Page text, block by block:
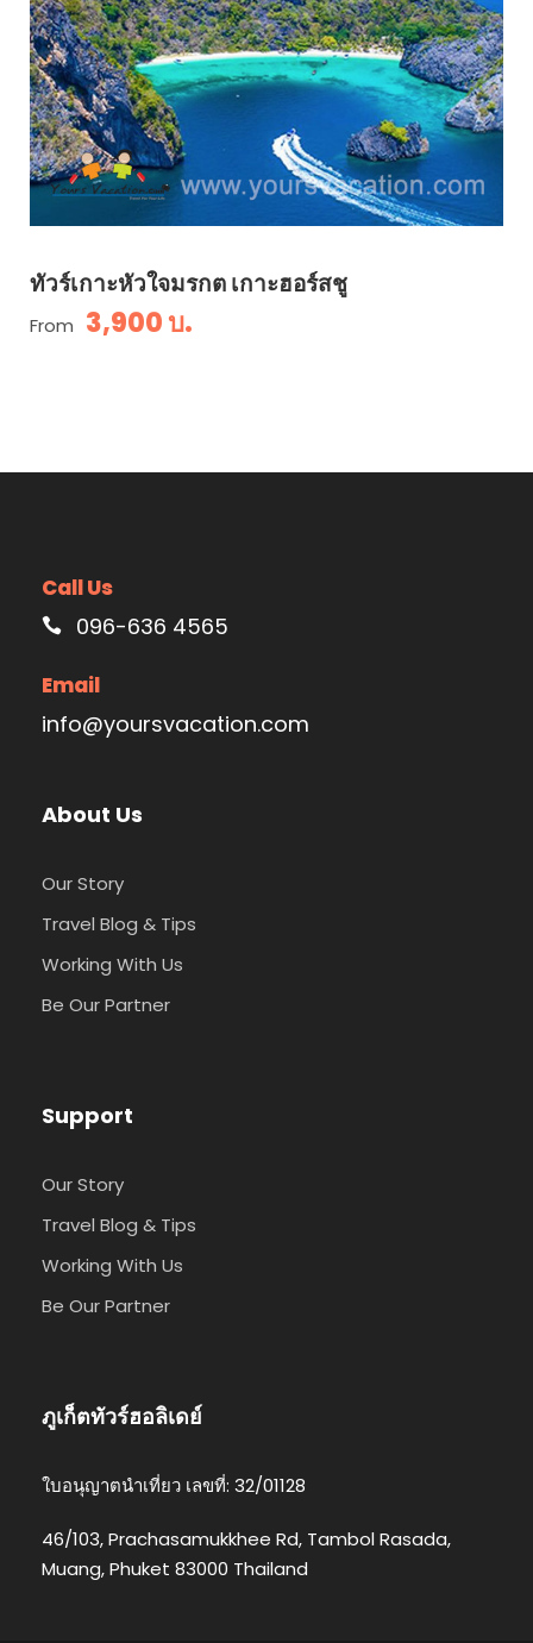
ทัวร์เกาะหัวใจมรกต เกาะฮอร์สชู
From 3,900 บ.
Call Us
096-636 4565
Email
info@yoursvacation.com
About Us
Our Story
Travel Blog & Tips
Working With Us
Be Our Partner
Support
Our Story
Travel Blog & Tips
Working With Us
Be Our Partner
ภูเก็ตทัวร์ฮอลิเดย์
ใบอนุญาตนำเที่ยว เลขที่: 32/01128
46/103, Prachasamukkhee Rd, Tambol Rasada,
Muang, Phuket 83000 Thailand